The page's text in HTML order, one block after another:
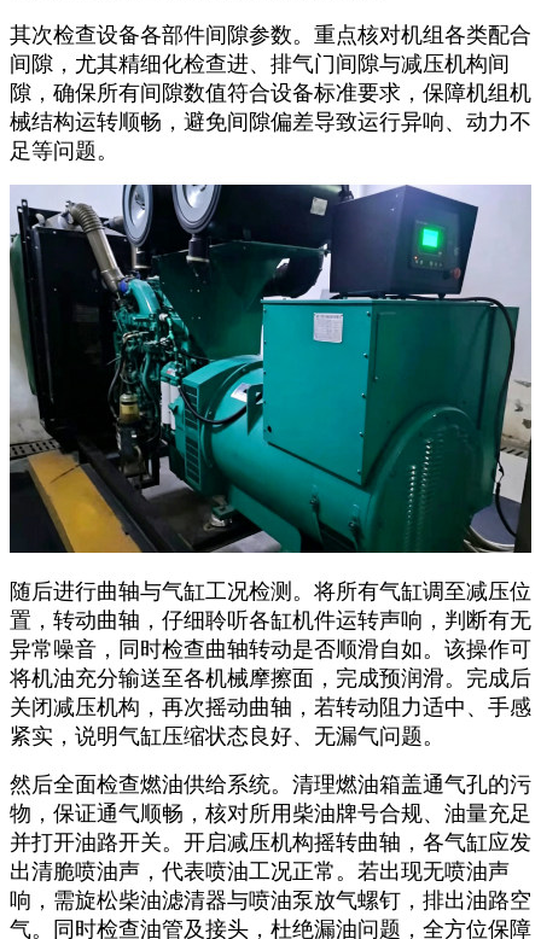
其次检查设备各部件间隙参数。重点核对机组各类配合
间隙，尤其精细化检查进、排气门间隙与减压机构间
隙，确保所有间隙数值符合设备标准要求，保障机组机
械结构运转顺畅，避免间隙偏差导致运行异响、动力不
足等问题。
随后进行曲轴与气缸工况检测。将所有气缸调至减压位
置，转动曲轴，仔细聆听各缸机件运转声响，判断有无
异常噪音，同时检查曲轴转动是否顺滑自如。该操作可
将机油充分输送至各机械摩擦面，完成预润滑。完成后
关闭减压机构，再次摇动曲轴，若转动阻力适中、手感
紧实，说明气缸压缩状态良好、无漏气问题。
然后全面检查燃油供给系统。清理燃油箱盖通气孔的污
物，保证通气顺畅，核对所用柴油牌号合规、油量充足
并打开油路开关。开启减压机构摇转曲轴，各气缸应发
出清脆喷油声，代表喷油工况正常。若出现无喷油声
响，需旋松柴油滤清器与喷油泵放气螺钉，排出油路空
气。同时检查油管及接头，杜绝漏油问题，全方位保障